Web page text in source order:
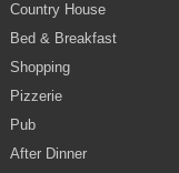
Country House
Bed & Breakfast
Shopping
Pizzerie
Pub
After Dinner